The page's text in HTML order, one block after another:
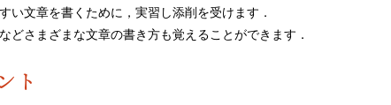
い文章を書くために，実習し添削を受けます．
どさまざまな文章の書き方も覚えることができます．
ト